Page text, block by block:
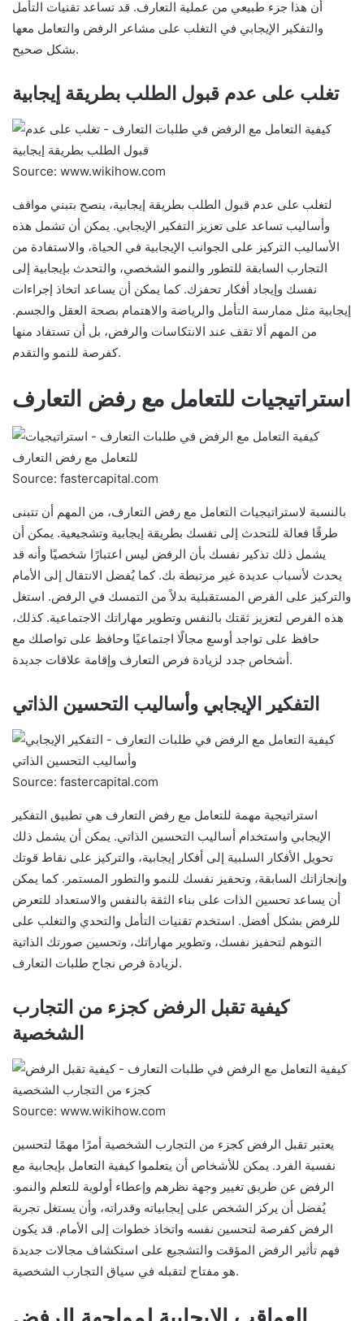
أن هذا جزء طبيعي من عملية التعارف. قد تساعد تقنيات التأمل
والتفكير الإيجابي في التغلب على مشاعر الرفض والتعامل معها
بشكل صحيح.
تغلب على عدم قبول الطلب بطريقة إيجابية
Source: www.wikihow.com
لتغلب على عدم قبول الطلب بطريقة إيجابية، ينصح بتبني مواقف
وأساليب تساعد على تعزيز التفكير الإيجابي. يمكن أن تشمل هذه
الأساليب التركيز على الجوانب الإيجابية في الحياة، والاستفادة من
التجارب السابقة للتطور والنمو الشخصي، والتحدث بإيجابية إلى
نفسك وإيجاد أفكار تحفزك. كما يمكن أن يساعد اتخاذ إجراءات
إيجابية مثل ممارسة التأمل والرياضة والاهتمام بصحة العقل والجسم.
من المهم ألا تقف عند الانتكاسات والرفض، بل أن تستفاد منها
كفرصة للنمو والتقدم.
استراتيجيات للتعامل مع رفض التعارف
Source: fastercapital.com
بالنسبة لاستراتيجيات التعامل مع رفض التعارف، من المهم أن تتبنى
طرقًا فعالة للتحدث إلى نفسك بطريقة إيجابية وتشجيعية. يمكن أن
يشمل ذلك تذكير نفسك بأن الرفض ليس اعتبارًا شخصيًا وأنه قد
يحدث لأسباب عديدة غير مرتبطة بك. كما يُفضل الانتقال إلى الأمام
والتركيز على الفرص المستقبلية بدلاً من التمسك في الرفض. استغل
هذه الفرص لتعزيز ثقتك بالنفس وتطوير مهاراتك الاجتماعية. كذلك،
حافظ على تواجد أوسع مجالًا اجتماعيًا وحافظ على تواصلك مع
أشخاص جدد لزيادة فرص التعارف وإقامة علاقات جديدة.
التفكير الإيجابي وأساليب التحسين الذاتي
Source: fastercapital.com
استراتيجية مهمة للتعامل مع رفض التعارف هي تطبيق التفكير
الإيجابي واستخدام أساليب التحسين الذاتي. يمكن أن يشمل ذلك
تحويل الأفكار السلبية إلى أفكار إيجابية، والتركيز على نقاط قوتك
وإنجازاتك السابقة، وتحفيز نفسك للنمو والتطور المستمر. كما يمكن
أن يساعد تحسين الذات على بناء الثقة بالنفس والاستعداد للتعرض
للرفض بشكل أفضل. استخدم تقنيات التأمل والتحدي والتغلب على
التوهم لتحفيز نفسك، وتطوير مهاراتك، وتحسين صورتك الذاتية
لزيادة فرص نجاح طلبات التعارف.
كيفية تقبل الرفض كجزء من التجارب
الشخصية
Source: www.wikihow.com
يعتبر تقبل الرفض كجزء من التجارب الشخصية أمرًا مهمًا لتحسين
نفسية الفرد. يمكن للأشخاص أن يتعلموا كيفية التعامل بإيجابية مع
الرفض عن طريق تغيير وجهة نظرهم وإعطاء أولوية للتعلم والنمو.
يُفضل أن يركز الشخص على إيجابياته وقدراته، وأن يستغل تجربة
الرفض كفرصة لتحسين نفسه واتخاذ خطوات إلى الأمام. قد يكون
فهم تأثير الرفض المؤقت والتشجيع على استكشاف مجالات جديدة
هو مفتاح لتقبله في سياق التجارب الشخصية.